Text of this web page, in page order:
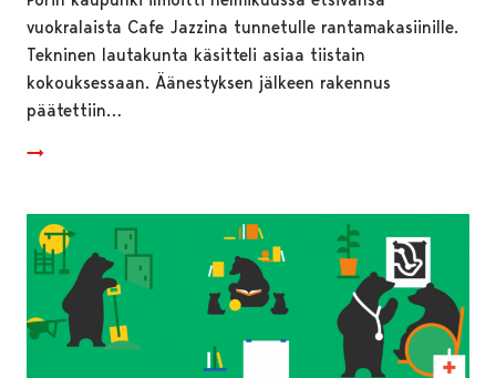
vuokralaista Cafe Jazzina tunnetulle rantamakasiinille.
Tekninen lautakunta käsitteli asiaa tiistain
kokouksessaan. Äänestyksen jälkeen rakennus
päätettiin…